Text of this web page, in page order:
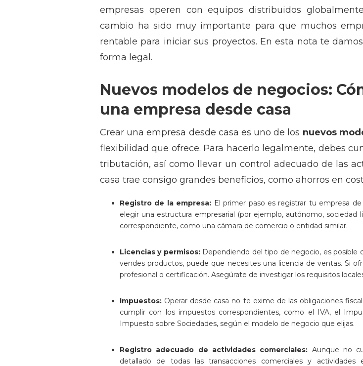
empresas operen con equipos distribuidos
cambio ha sido muy importante para que muchos
rentable para iniciar sus proyectos. En esta nota te
forma legal.
Nuevos modelos de negocios:
una empresa desde casa
Crear una empresa desde casa es uno de los nuevos
flexibilidad que ofrece. Para hacerlo legalmente, debes
tributación, así como llevar un control adecuado de las
casa trae consigo grandes beneficios, como ahorros en
Registro de la empresa: El primer paso es registrar tu empresa
elegir una estructura empresarial (por ejemplo, autónomo,
correspondiente, como una cámara de comercio o entidad similar.
Licencias y permisos: Dependiendo del tipo de negocio, es posible
vendes productos, puede que necesites una licencia de ventas. Si
profesional o certificación. Asegúrate de investigar los requisitos
Impuestos: Operar desde casa no te exime de las obligaciones
cumplir con los impuestos correspondientes, como el IVA, el
Impuesto sobre Sociedades, según el modelo de negocio que elijas.
Registro adecuado de actividades comerciales: Aunque no
detallado de todas las transacciones comerciales y